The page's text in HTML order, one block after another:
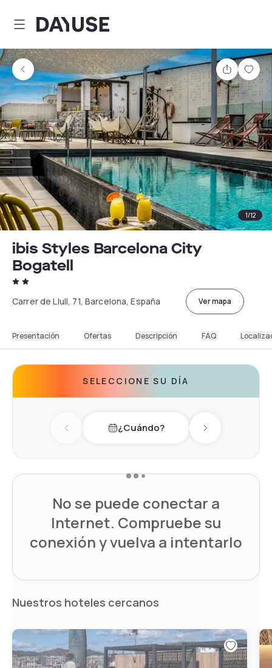
Dayuse
1/12
ibis Styles Barcelona City
Bogatell
Carrer de Llull, 71, Barcelona, España Ver mapa
Presentación Ofertas Descripción FAQ
SELECCIONE SU DÍA
Previous day¿Cuándo? Next day
No se puede conectar a
Internet. Compruebe su
conexión y vuelva a intentarlo
Nuestros hoteles cercanos